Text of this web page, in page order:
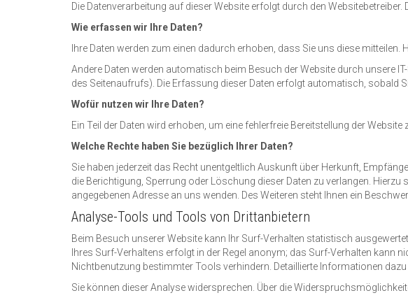
Die Datenverarbeitung auf dieser Website erfolgt durch den
Wie erfassen wir Ihre Daten?
Ihre Daten werden zum einen dadurch erhoben, dass Sie uns diese
Andere Daten werden automatisch beim Besuch der Website durch unsere
des Seitenaufrufs). Die Erfassung dieser Daten erfolgt automatisch, sobald
Wofür nutzen wir Ihre Daten?
Ein Teil der Daten wird erhoben, um eine fehlerfreie Bereitstellung der
Welche Rechte haben Sie bezüglich Ihrer Daten?
Sie haben jederzeit das Recht unentgeltlich Auskunft über Herkunft,
die Berichtigung, Sperrung oder Löschung dieser Daten zu verlangen.
angegebenen Adresse an uns wenden. Des Weiteren steht Ihnen ein
Analyse-Tools und Tools von Drittanbietern
Beim Besuch unserer Website kann Ihr Surf-Verhalten statistisch
Ihres Surf-Verhaltens erfolgt in der Regel anonym; das Surf-Verhalten kann
Nichtbenutzung bestimmter Tools verhindern. Detaillierte Informationen
Sie können dieser Analyse widersprechen. Über die